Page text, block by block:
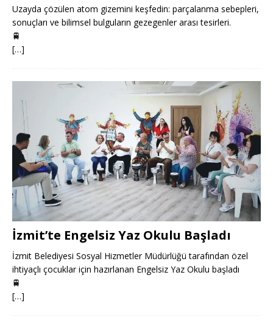
Uzayda çözülen atom gizemini keşfedin: parçalanma sebepleri,
sonuçları ve bilimsel bulguların gezegenler arası tesirleri.
🚆
[…]
İzmit’te Engelsiz Yaz Okulu Başladı
İzmit Belediyesi Sosyal Hizmetler Müdürlüğü tarafından özel
ihtiyaçlı çocuklar için hazırlanan Engelsiz Yaz Okulu başladı
🚆
[…]